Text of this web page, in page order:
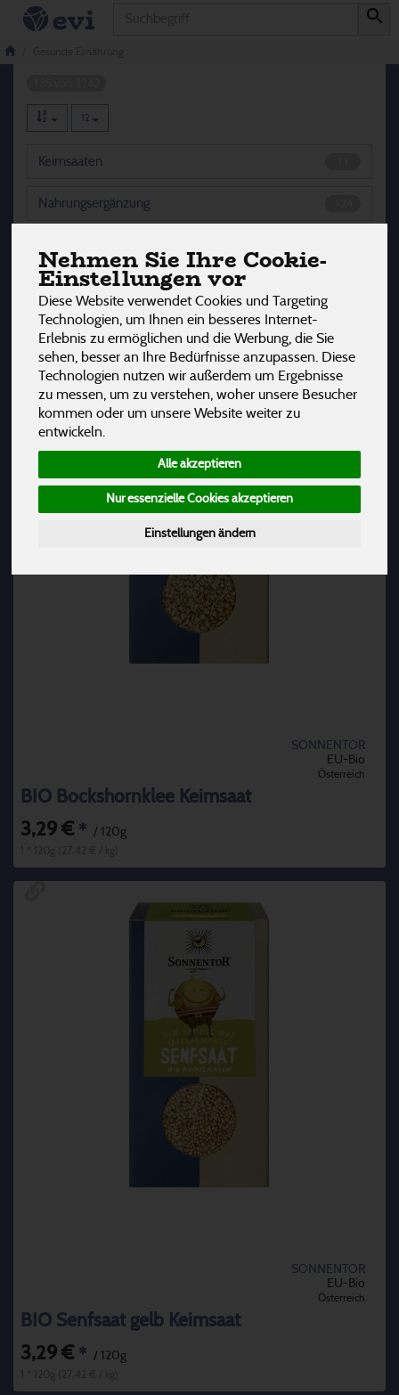
Nehmen Sie Ihre Cookie-
Einstellungen vor
Diese Website verwendet Cookies und Targeting
Technologien, um Ihnen ein besseres Internet-
Erlebnis zu ermöglichen und die Werbung, die Sie
sehen, besser an Ihre Bedürfnisse anzupassen. Diese
Technologien nutzen wir außerdem um Ergebnisse
zu messen, um zu verstehen, woher unsere Besucher
kommen oder um unsere Website weiter zu
entwickeln.
Alle akzeptieren
Nur essenzielle Cookies akzeptieren
Einstellungen ändern
Gesunde Ernährung
12
Keimsaaten
Nahrungsergänzung
Hersteller Ernährung
SONNENTOR
EU-Bio
Österreich
BIO Bockshornklee Keimsaat
3,29 € * / 120g
SONNENTOR
EU-Bio
Österreich
BIO Senfsaat gelb Keimsaat
3,29 € * / 120g